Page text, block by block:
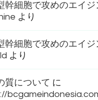
幹細胞で攻めのエイジ
より
幹細胞で攻めのエイジ
より
質について に